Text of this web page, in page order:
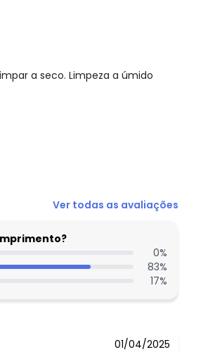
a seco. Limpeza a úmido
N/D*
N/D*
N/D*
N/D*
N/D*
Ver todas as avaliações
0%
83%
17%
01/04/2025